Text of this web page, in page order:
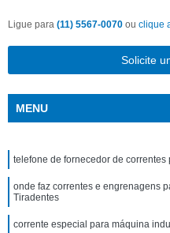
Ligue para (11) 5567-0070 ou clique
Solicite
MENU
telefone de fornecedor de
onde faz correntes e engrenagens
Tiradentes
corrente especial para máquina